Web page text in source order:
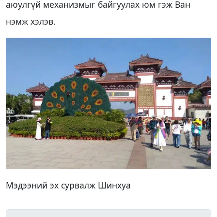
аюулгүй механизмыг байгуулах юм гэж Ван
нэмж хэлэв.
Мэдээний эх сурвалж Шинхуа